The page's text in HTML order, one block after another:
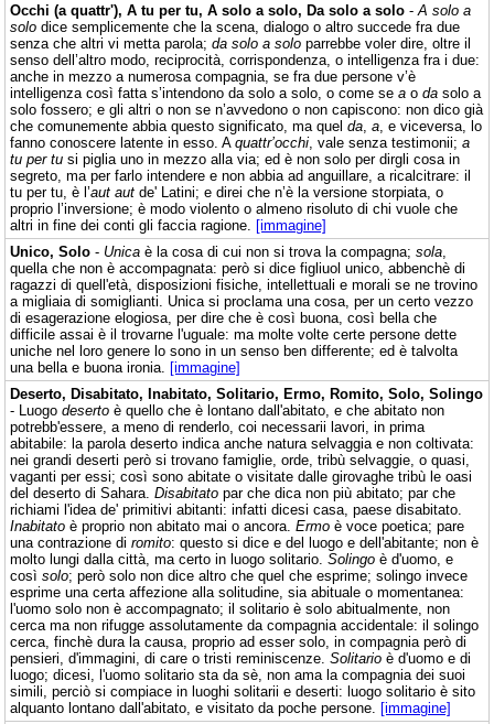
Occhi (a quattr'), A tu per tu, A solo a solo, Da solo a solo - A solo a
solo dice semplicemente che la scena, dialogo o altro succede fra due
senza che altri vi metta parola; da solo a solo parrebbe voler dire, oltre il
senso dell’altro modo, reciprocità, corrispondenza, o intelligenza fra i due:
anche in mezzo a numerosa compagnia, se fra due persone v’è
intelligenza così fatta s’intendono da solo a solo, o come se a o da solo a
solo fossero; e gli altri o non se n’avvedono o non capiscono: non dico già
che comunemente abbia questo significato, ma quel da a , e viceversa, lo
fanno conoscere latente in esso. A quattr’occhi , vale senza testimonii; a
tu per tu si piglia uno in mezzo alla via; ed è non solo per dirgli cosa in
segreto, ma per farlo intendere e non abbia ad anguillare, a ricalcitrare: il
tu per tu, è l’aut aut de' Latini; e direi che n’è la versione storpiata, o
proprio l’inversione; è modo violento o almeno risoluto di chi vuole che
altri in fine dei conti gli faccia ragione. [immagine]
Unico, Solo - Unica è la cosa di cui non si trova la compagna; sola
quella che non è accompagnata: però si dice figliuol unico, abbenchè di
ragazzi di quell'età, disposizioni fisiche, intellettuali e morali se ne trovino
a migliaia di somiglianti. Unica si proclama una cosa, per un certo vezzo
di esagerazione elogiosa, per dire che è così buona, così bella che
difficile assai è il trovarne l'uguale: ma molte volte certe persone dette
uniche nel loro genere lo sono in un senso ben differente; ed è talvolta
una bella e buona ironia. [immagine]
Deserto, Disabitato, Inabitato, Solitario, Ermo, Romito, Solo, Solingo
- Luogo deserto è quello che è lontano dall'abitato, e che abitato non
potrebb'essere, a meno di renderlo, coi necessarii lavori, in prima
abitabile: la parola deserto indica anche natura selvaggia e non coltivata:
nei grandi deserti però si trovano famiglie, orde, tribù selvaggie, o quasi,
vaganti per essi; così sono abitate o visitate dalle girovaghe tribù le oasi
del deserto di Sahara. Disabitato par che dica non più abitato; par che
richiami l'idea de' primitivi abitanti: infatti dicesi casa, paese disabitato.
Inabitato è proprio non abitato mai o ancora. Ermo è voce poetica; pare
una contrazione di romito: questo si dice e del luogo e dell'abitante; non è
molto lungi dalla città, ma certo in luogo solitario. Solingo è d'uomo, e
così solo; però solo non dice altro che quel che esprime; solingo invece
esprime una certa affezione alla solitudine, sia abituale o momentanea:
l'uomo solo non è accompagnato; il solitario è solo abitualmente, non
cerca ma non rifugge assolutamente da compagnia accidentale: il solingo
cerca, finchè dura la causa, proprio ad esser solo, in compagnia però di
pensieri, d'immagini, di care o tristi reminiscenze. Solitario è d'uomo e di
luogo; dicesi, l'uomo solitario sta da sè, non ama la compagnia dei suoi
simili, perciò si compiace in luoghi solitarii e deserti: luogo solitario è sito
alquanto lontano dall'abitato, e visitato da poche persone. [immagine]